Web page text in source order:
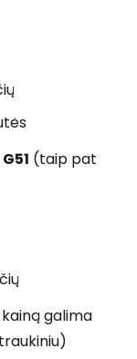
(taip pat
galima